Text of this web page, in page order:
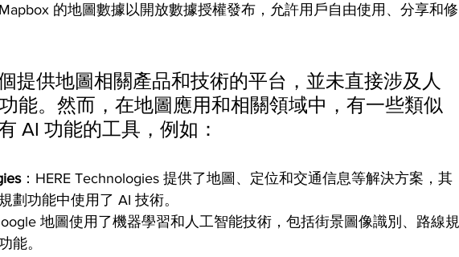
Mapbox 的地圖數據以開放數據授權發布，允許用戶自由使用、分享和修
提供地圖相關產品和技術的平台，並未直接涉及人
能。然而，在地圖應用和相關領域中，有一些類似
AI 功能的工具，例如：
：HERE Technologies 提供了地圖、定位和交通信息等解決方案，其
劃功能中使用了 AI 技術。
地圖使用了機器學習和人工智能技術，包括街景圖像識別、路線規
能。